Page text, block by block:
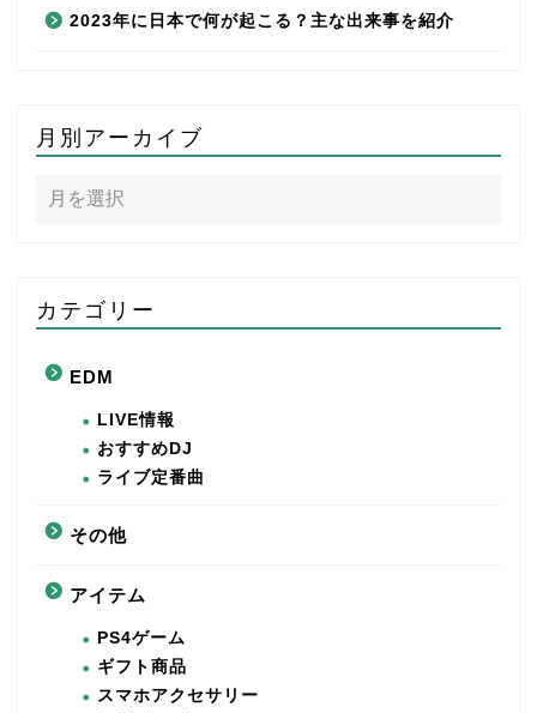
2023年に日本で何が起こる？主な出来事を紹介
月別アーカイブ
カテゴリー
EDM
LIVE情報
おすすめDJ
ライブ定番曲
その他
アイテム
PS4ゲーム
ギフト商品
スマホアクセサリー